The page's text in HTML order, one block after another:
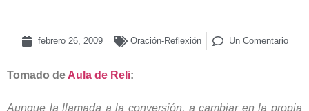
febrero 26, 2009 Oración-Reflexión Un Comentario
Tomado deAula de Reli:
Aunque la llamada a la conversión, a cambiar en la propia